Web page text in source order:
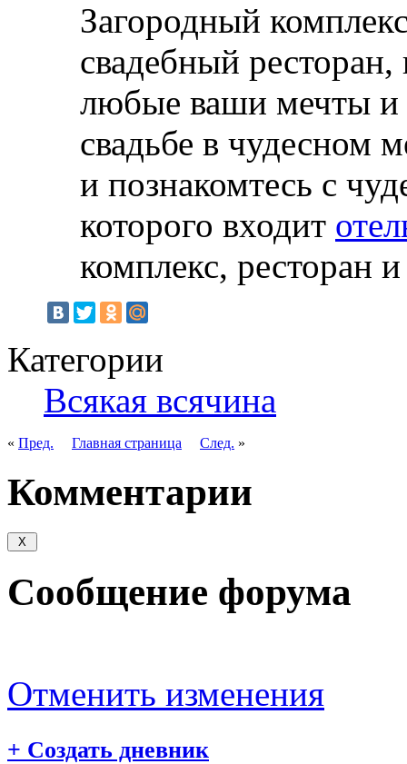
Загородный
свадебный
любые ваши мечты и
свадьбе в чудесном
и познакомтесь с
которого входит
комплекс, ресторан
Категории
Всякая всячина
« Пред. Главная страница След. »
Комментарии
Сообщение форума
Отменить изменения
+ Создать дневник